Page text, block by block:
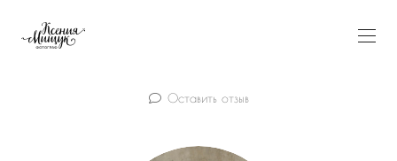
Оставить отзыв